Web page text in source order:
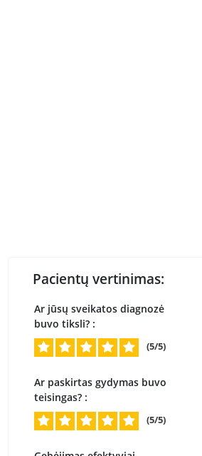
Pacientų vertinimas:
Ar jūsų sveikatos diagnozė
buvo tiksli? :
(5/5)
Ar paskirtas gydymas buvo
teisingas? :
(5/5)